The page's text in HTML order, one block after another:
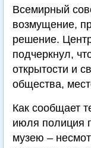
Всемирный
возмущение,
решение.
подчеркнул,
открытости и
общества,
Как сообщает
июля полиция
музею –